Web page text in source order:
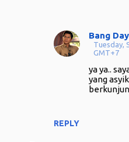
REPLY
Bang Day
Tuesday,
GMT+7
ya ya..
yang